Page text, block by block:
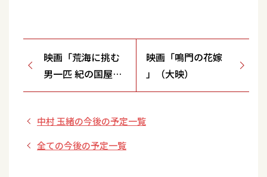
映画「荒海に挑む
男一匹 紀の国屋文
左衛門 」（松竹）
映画「鳴門の花嫁
」（大映）
中村 玉緒の今後の予定一覧
全ての今後の予定一覧